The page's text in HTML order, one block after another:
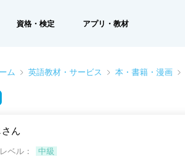
資格・検定 アプリ・教材
ム 英語教材・サービス 本・書籍・漫画
ん
ベル： 中級